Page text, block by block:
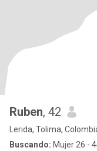
Ruben, 42
Lerida, Tolima,
Buscando: Mujer 26 -